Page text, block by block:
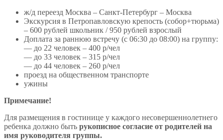
ж/д переезд Москва – Санкт-Петербург – Москва
Экскурсия в Петропавловскую крепость (собор+тюрьма)
– 600 рублей школьник / 950 рублей взрослый
Доплата за раннюю встречу (с 06:30 до 08:00) на группу:
— до 22 человек – 400 р/чел
— до 33 человек – 315 р/чел
— до 44 человек – 260 р/чел
проезд на общественном транспорте
ужины
Примечание!
Для размещения в гостинице у каждого несовершеннолетнего
ребенка должно быть рукописное согласие от родителей на
имя руководителя группы.